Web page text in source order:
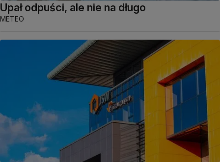
Upał odpuści, ale nie na długo
METEO